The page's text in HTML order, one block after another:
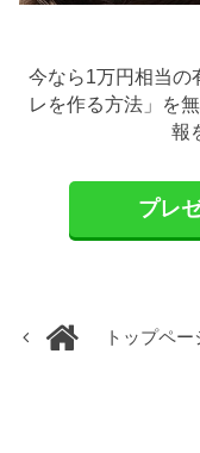
今なら1万円相当の
レを作る方法」を
報
プレ
トップペー